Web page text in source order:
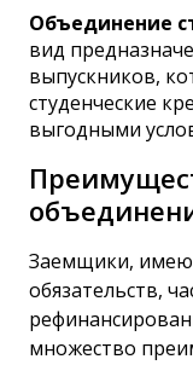
Объединение
вид
выпускников,
студенческие
выгодными
Заемщики,
обязательств,
множество